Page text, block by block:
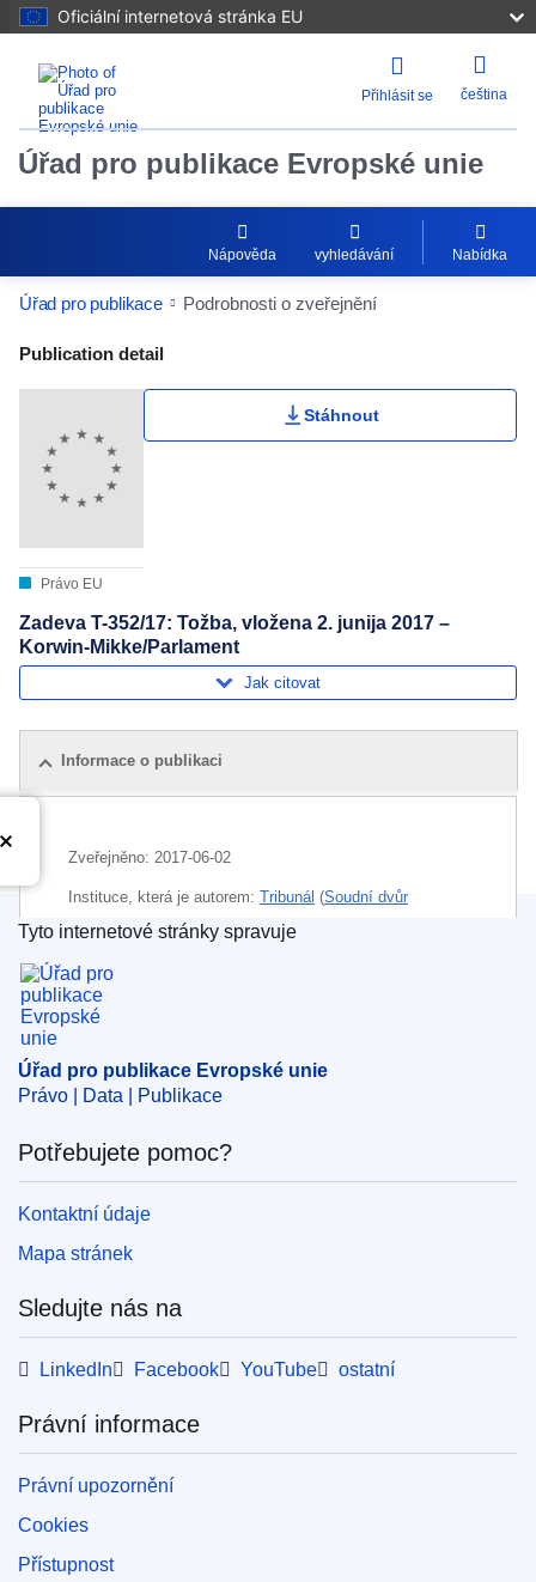
Oficiální internetová stránka EU
Přihlásit se čeština
Úřad pro publikace Evropské unie
Nápověda vyhledávání Nabídka
Úřad pro publikace Podrobnosti o zveřejnění
Publication Detail Actions Portlet
Publication detail
Právo EU
Stáhnout
Zadeva T-352/17: Tožba, vložena 2. junija 2017 –
Korwin-Mikke/Parlament
Jak citovat
Informace o publikaci
Zveřejněno: 2017-06-02
Instituce, která je autorem: Tribunál (Soudní dvůr
Evropské unie)
Téma:
svoboda projevu
CELEX : 62017TN0352
IMMC : REQ-T-0352-2017
Úřad pro publikace Evropské unie
Tyto internetové stránky spravuje
Úřad pro publikace Evropské unie
Právo | Data | Publikace
Potřebujete pomoc?
Kontaktní údaje
Mapa stránek
Sledujte nás na
LinkedIn Facebook YouTube ostatní
Právní informace
Právní upozornění
Cookies
Přístupnost